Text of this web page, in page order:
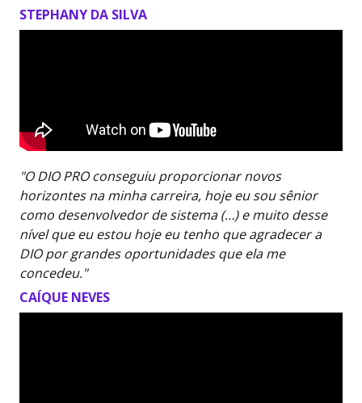
STEPHANY DA SILVA
"O DIO PRO conseguiu proporcionar novos
horizontes na minha carreira, hoje eu sou sênior
como desenvolvedor de sistema (…) e muito desse
nível que eu estou hoje eu tenho que agradecer a
DIO por grandes oportunidades que ela me
concedeu."
CAÍQUE NEVES